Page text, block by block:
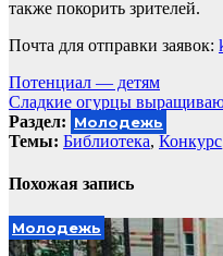
также покорить зрителей.
Почта для отправки заявок:
Навигация
по
записям
Потенциал — детям
Сладкие огурцы
Раздел: Молодежь
Темы: Библиотека, Конкурс
Похожая запись
Молодежь